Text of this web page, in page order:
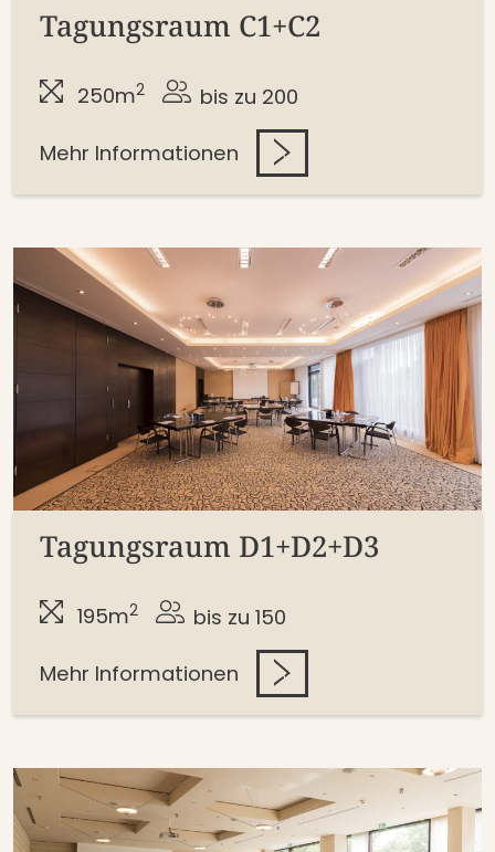
Tagungsraum C1+C2
250m2 bis zu 200
Mehr Informationen
Tagungsraum D1+D2+D3
195m2 bis zu 150
Mehr Informationen